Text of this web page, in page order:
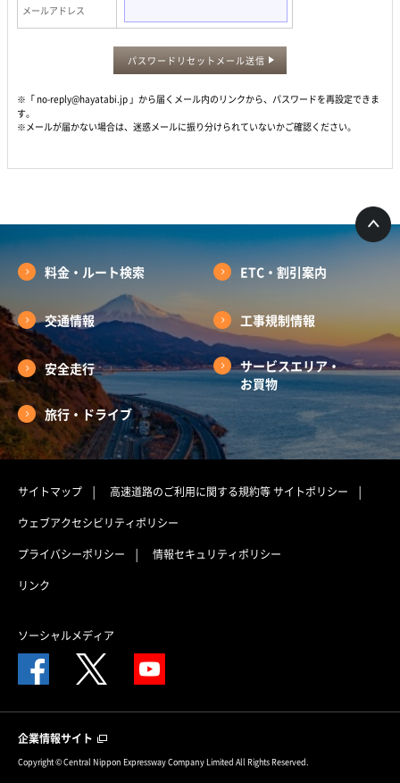
メールアドレス
パスワードリセットメール送信
※「 no-reply@hayatabi.jp 」から届くメール内のリンクから、パスワードを再設定できま
す。
※メールが届かない場合は、迷惑メールに振り分けられていないかご確認ください。
料金・ルート検索 ETC・割引案内
交通情報 工事規制情報
安全走行
サービスエリア・
お買物
旅行・ドライブ
サイトマップ 高速道路のご利用に関する規約等サイトポリシー
ウェブアクセシビリティポリシー
プライバシーポリシー
情報セキュリティポリシー
リンク
ソーシャルメディア
企業情報サイト
Copyright © Central Nippon Expressway Company Limited All Rights Reserved.